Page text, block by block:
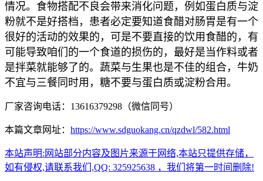
情况。 食物搭配不良会带来消化问题，例如蛋白质与淀
粉就不是好搭档，患者必定要知道食醋对肠胃是有一个
很好的活动的效果的，可是不要直接的饮用食醋的，有
可能导致咱们的一个食道的损伤的，最好是当作料或者
是拌菜就能够了的。蔬菜与生果也是不佳的组合，牛奶
不宜与三餐同时用，糖不要与蛋白质或淀粉合用。
厂家咨询电话：13616379298（微信同号）
本篇文章网址： https://www.sdguokang.cn/qzdwl/582.html
本站声明:网站部分内容及图片来源于网络,本站只提供存储，
如有侵权,请联系我们,QQ: 325925638 ，我们将第一时间删除!